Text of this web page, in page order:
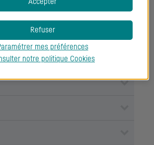
Refuser
mes préférences
notre politique Cookies